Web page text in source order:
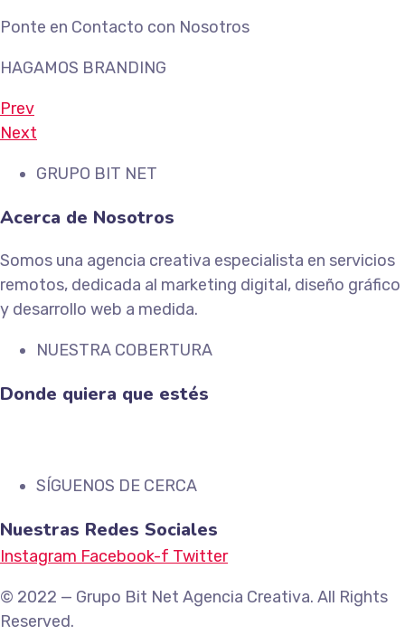
Ponte en Contacto con Nosotros
HAGAMOS BRANDING
Prev
Next
GRUPO BIT NET
Acerca de Nosotros
Somos una agencia creativa especialista en servicios
remotos, dedicada al marketing digital, diseño gráfico
y desarrollo web a medida.
NUESTRA COBERTURA
Donde quiera que estés
SÍGUENOS DE CERCA
Nuestras Redes Sociales
Instagram Facebook-f Twitter
© 2022 — Grupo Bit Net Agencia Creativa. All Rights
Reserved.